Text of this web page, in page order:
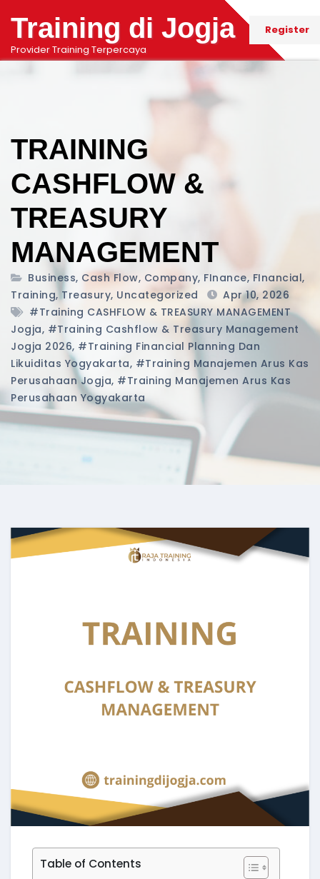
Training di Jogja
Provider Training Terpercaya
Register
TRAINING
CASHFLOW &
TREASURY
MANAGEMENT
Business, Cash Flow, Company, FInance, FInancial,
Training, Treasury, Uncategorized
Apr 10, 2026
#training CASHFLOW & TREASURY MANAGEMENT
Jogja, #training Cashflow & Treasury Management
Jogja 2026, #training Financial Planning Dan
Likuiditas Yogyakarta, #training Manajemen Arus Kas
Perusahaan Jogja, #training Manajemen Arus Kas
Perusahaan Yogyakarta
Table of Contents